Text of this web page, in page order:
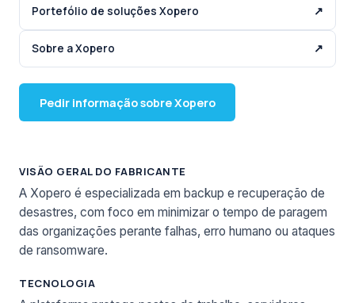
Portefólio de soluções Xopero ↗
Sobre a Xopero ↗
Pedir informação sobre Xopero
VISÃO GERAL DO FABRICANTE
A Xopero é especializada em backup e recuperação de
desastres, com foco em minimizar o tempo de paragem
das organizações perante falhas, erro humano ou ataques
de ransomware.
TECNOLOGIA